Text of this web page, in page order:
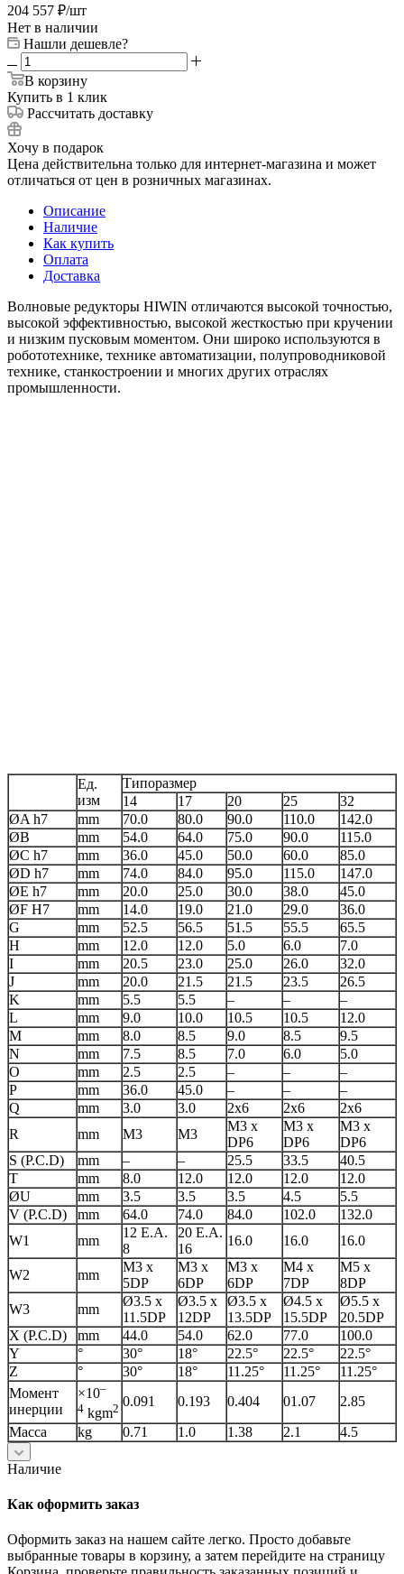
204 557 ₽/шт
Нет в наличии
Нашли дешевле?
В корзину
Купить в 1 клик
Рассчитать доставку
Хочу в подарок
Цена действительна только для интернет-магазина и может
отличаться от цен в розничных магазинах.
Описание
Наличие
Как купить
Оплата
Доставка
Волновые редукторы HIWIN отличаются высокой точностью,
высокой эффективностью, высокой жесткостью при кручении
и низким пусковым моментом. Они широко используются в
робототехнике, технике автоматизации, полупроводниковой
технике, станкостроении и многих других отраслях
промышленности.
Ед.
изм
Типоразмер
14
17 20 25
32
ØA h7
mm 70.0 80.0 90.0 110.0
142.0
ØB
mm 54.0 64.0 75.0 90.0
115.0
ØC h7
mm 36.0 45.0 50.0 60.0
85.0
ØD h7
mm 74.0 84.0 95.0 115.0
147.0
ØE h7
mm 20.0 25.0 30.0 38.0
45.0
ØF H7
mm 14.0 19.0 21.0 29.0
36.0
G
mm 52.5 56.5 51.5 55.5
65.5
H
mm 12.0 12.0 5.0 6.0
7.0
I
mm 20.5 23.0 25.0 26.0
32.0
J
mm 20.0 21.5 21.5 23.5
26.5
K
mm 5.5 5.5 – –
–
L
mm 9.0 10.0 10.5 10.5
12.0
M
mm 8.0 8.5 9.0 8.5
9.5
N
mm 7.5 8.5 7.0 6.0
5.0
O
mm 2.5 2.5 – –
–
P
mm 36.0 45.0 – –
–
Q
mm 3.0 3.0 2x6 2x6
2x6
R
mm M3 M3
M3 x
DP6
M3 x
DP6
M3 x
DP6
S (P.C.D)
mm – – 25.5 33.5
40.5
T
mm 8.0 12.0 12.0 12.0
12.0
ØU
mm 3.5 3.5 3.5 4.5
5.5
V (P.C.D)
mm 64.0 74.0 84.0 102.0
132.0
W1
mm
12 E.A.
8
20 E.A.
16
16.0 16.0 16.0
W2 mm
M3 x
5DP
M3 x
6DP
M3 x
6DP
M4 x
7DP
M5 x
8DP
W3
mm
Ø3.5 x
11.5DP
Ø3.5 x
12DP
Ø3.5 x
13.5DP
Ø4.5 x
15.5DP
Ø5.5 x
20.5DP
X (P.C.D)
mm 44.0 54.0 62.0 77.0
100.0
Y
° 30° 18° 22.5° 22.5°
22.5°
Z
° 30° 18° 11.25° 11.25°
11.25°
Момент
инерции
×10–
4 kgm2 0.091 0.193 0.404 01.07
2.85
Масса
kg 0.71 1.0 1.38 2.1 4.5
Наличие
Как оформить заказ
Оформить заказ на нашем сайте легко. Просто добавьте
выбранные товары в корзину, а затем перейдите на страницу